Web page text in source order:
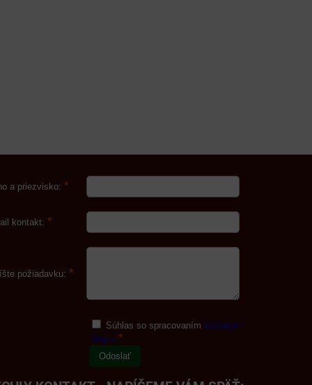
a priezvisko: *
kontakt: *
požiadavku: *
Súhlas so spracovanímosobných
údajov *
Odoslať